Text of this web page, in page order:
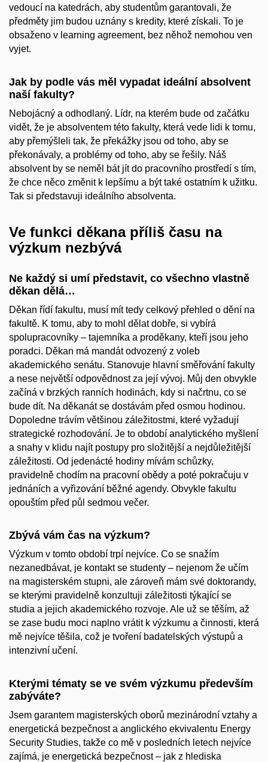
vedoucí na katedrách, aby studentům garantovali, že
předměty jim budou uznány s kredity, které získali. To je
obsaženo v learning agreement, bez něhož nemohou ven
vyjet.
Jak by podle vás měl vypadat ideální absolvent
naší fakulty?
Nebojácný a odhodlaný. Lídr, na kterém bude od začátku
vidět, že je absolventem této fakulty, která vede lidi k tomu,
aby přemýšleli tak, že překážky jsou od toho, aby se
překonávaly, a problémy od toho, aby se řešily. Náš
absolvent by se neměl bát jít do pracovního prostředí s tím,
že chce něco změnit k lepšímu a být také ostatním k užitku.
Tak si představuji ideálního absolventa.
Ve funkci děkana příliš času na
výzkum nezbývá
Ne každý si umí představit, co všechno vlastně
děkan dělá…
Děkan řídí fakultu, musí mít tedy celkový přehled o dění na
fakultě. K tomu, aby to mohl dělat dobře, si vybírá
spolupracovníky – tajemníka a proděkany, kteří jsou jeho
poradci. Děkan má mandát odvozený z voleb
akademického senátu. Stanovuje hlavní směřování fakulty
a nese největší odpovědnost za její vývoj. Můj den obvykle
začíná v brzkých ranních hodinách, kdy si načrtnu, co se
bude dít. Na děkanát se dostávám před osmou hodinou.
Dopoledne trávím většinou záležitostmi, které vyžadují
strategické rozhodování. Je to období analytického myšlení
a snahy v klidu najít postupy pro složitější a nejdůležitější
záležitosti. Od jedenácté hodiny mívám schůzky,
pravidelně chodím na pracovní obědy a poté pokračuju v
jednáních a vyřizování běžné agendy. Obvykle fakultu
opouštím před půl sedmou večer.
Zbývá vám čas na výzkum?
Výzkum v tomto období trpí nejvíce. Co se snažím
nezanedbávat, je kontakt se studenty – nejenom že učím
na magisterském stupni, ale zároveň mám své doktorandy,
se kterými pravidelně konzultuji záležitosti týkající se
studia a jejich akademického rozvoje. Ale už se těším, až
se zase budu moci naplno vrátit k výzkumu a činnosti, která
mě nejvíce těšila, což je tvoření badatelských výstupů a
intenzivní učení.
Kterými tématy se ve svém výzkumu především
zabýváte?
Jsem garantem magisterských oborů mezinárodní vztahy a
energetická bezpečnost a anglického ekvivalentu Energy
Security Studies, takže co mě v posledních letech nejvíce
zajímá, je energetická bezpečnost – jak z hlediska